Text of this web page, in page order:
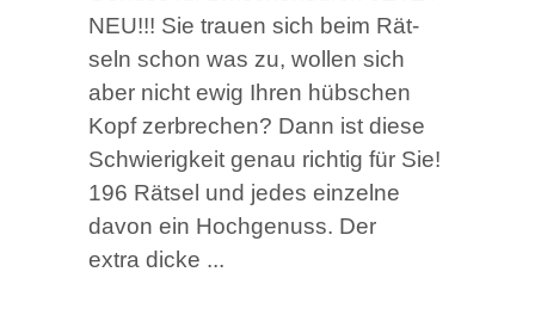
NEU!!! Sie trau­en sich beim Rät­
seln schon was zu, wol­len sich
aber nicht ewig Ihren hüb­schen
Kopf zer­bre­chen? Dann ist die­se
Schwie­rig­keit genau rich­tig für Sie!
196 Rät­sel und jedes ein­zel­ne
davon ein Hoch­ge­nuss. Der
extra dicke